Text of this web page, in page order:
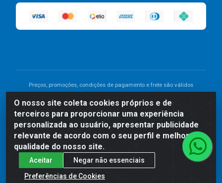
O nosso site coleta cookies próprios e de
terceiros para proporcionar uma experiência
personalizada ao usuário, apresentar publicidade
relevante de acordo com o seu perfil e melhorar a
qualidade do nosso site.
Aceitar
Negar não essenciais
Preferências de Cookies
Preços, promoções, condições de pagamento e frete são válidos
divergência de preço de um produto, será válido o preço que for
exibido no carrinho de compras do site no momento do pagamento.
As vendas estão sujeitas a análise e disponibilidade do estoque.
Imagens de produtos meramente ilustrativas.
Comercial de Construção 2001 LTDA - Av. Congresso
Eucarístico, 1179 - São José, Carpina - PE - CEP: 55811-
000 - 70.220.389/0001-66